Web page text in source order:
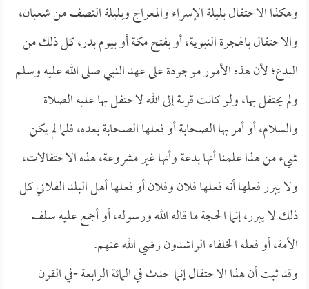
وهكذا الاحتفال بليلة الإسراء والمعراج وبليلة النصف من شعبان،
والاحتفال بالهجرة النبوية، أو بفتح مكة أو بيوم بدر، كل ذلك من
البدع؛ لأن هذه الأمور موجودة على عهد النبي صلى الله عليه وسلم
ولم يحتفل بها، ولو كانت قربة إلى الله لاحتفل بها عليه الصلاة
والسلام، أو أمر بها الصحابة أو فعلها الصحابة بعده، فلما لم يكن
شيء من هذا علمنا أنها بدعة وأنها غير مشروعة، هذه الاحتفالات،
ولا يبرر فعلها أنه فعلها فلان وفلان أو فعلها أهل البلد الفلاني كل
ذلك لا يبرر، إنما الحجة ما قاله الله ورسوله، أو أجمع عليه سلف
الأمة، أو فعله الخلفاء الراشدون رضي الله عنهم.
وقد ثبت أن هذا الاحتفال إنما حدث في المائة الرابعة -في القرن